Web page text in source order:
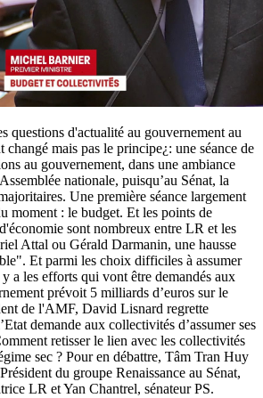
questions d'actualité au gouvernement au
changé mais pas le principe¿: une séance de
au gouvernement, dans une ambiance
nationale, puisqu’au Sénat, la
Une première séance largement
moment : le budget. Et les points de
sont nombreux entre LR et les
Attal ou Gérald Darmanin, une hausse
Et parmi les choix difficiles à assumer
a les efforts qui vont être demandés aux
prévoit 5 milliards d’euros sur le
de l'AMF, David Lisnard regrette
demande aux collectivités d’assumer ses
retisser le lien avec les collectivités
sec ? Pour en débattre, Tâm Tran Huy
du groupe Renaissance au Sénat,
LR et Yan Chantrel, sénateur PS.